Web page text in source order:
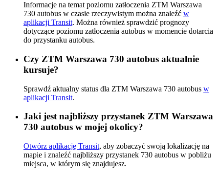
Informacje na temat poziomu zatłoczenia ZTM Warszawa
730 autobus w czasie rzeczywistym można znaleźć w
aplikacji Transit. Można również sprawdzić prognozy
dotyczące poziomu zatłoczenia autobus w momencie dotarcia
do przystanku autobus.
Czy ZTM Warszawa 730 autobus aktualnie
kursuje?
Sprawdź aktualny status dla ZTM Warszawa 730 autobus w
aplikacji Transit.
Jaki jest najbliższy przystanek ZTM Warszawa
730 autobus w mojej okolicy?
Otwórz aplikację Transit, aby zobaczyć swoją lokalizację na
mapie i znaleźć najbliższy przystanek 730 autobus w pobliżu
miejsca, w którym się znajdujesz.